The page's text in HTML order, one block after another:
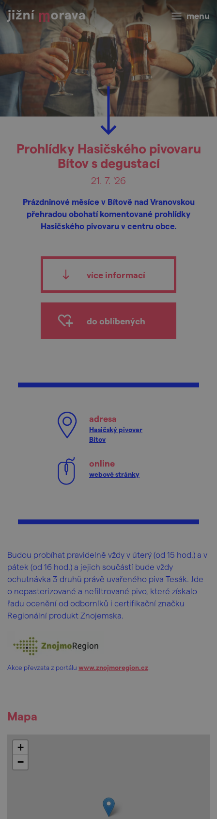
menu
Prohlídky Hasičského pivovaru
Bítov s degustací
21. 7. '26
Prázdninové měsíce v Bítově nad Vranovskou
přehradou obohatí komentované prohlídky
Hasičského pivovaru v centru obce.
více informací
do oblíbených
adresa
Hasičský pivovar
Bítov
online
webové stránky
Budou probíhat pravidelně vždy v úterý (od 15 hod.) a v
pátek (od 16 hod.) a jejich součástí bude vždy
ochutnávka 3 druhů právě uvařeného piva Tesák. Jde
o nepasterizované a nefiltrované pivo, které získalo
řadu ocenění od odborníků i certifikační značku
Regionální produkt Znojemska.
Akce převzata z portálu www.znojmoregion.cz
Mapa
+
−